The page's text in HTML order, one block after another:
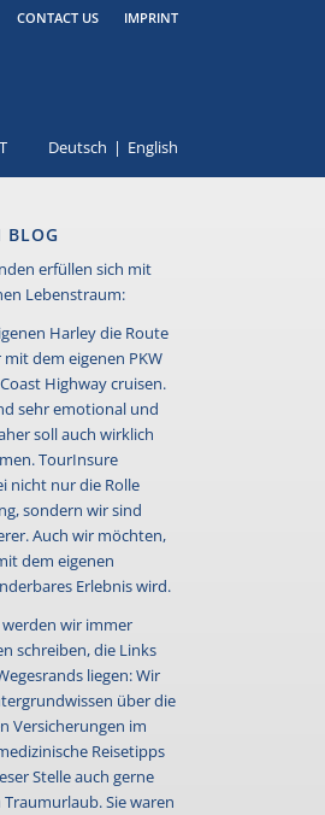
CONTACT US IMPRINT
Deutsch English
BLOG
erfüllen sich mit
Lebenstraum:
Harley die Route
dem eigenen PKW
Highway cruisen.
sehr emotional und
soll auch wirklich
TourInsure
nicht nur die Rolle
sondern wir sind
Auch wir möchten,
dem eigenen
Erlebnis wird.
wir immer
schreiben, die Links
liegen: Wir
über die
Versicherungen im
Reisetipps
Stelle auch gerne
Sie waren